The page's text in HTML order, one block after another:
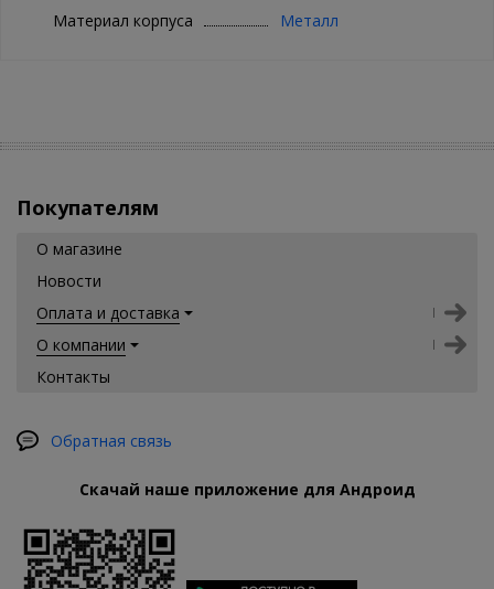
Материал корпуса Металл
Покупателям
О магазине
Новости
Оплата и доставка
О компании
Контакты
Обратная связь
Скачай наше приложение для Андроид